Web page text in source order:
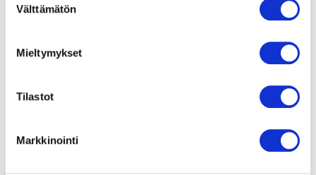
tai vanhempi. Vahvista ikäsi käyttääksesi sivustoa.
valinta
Välttämätön
Mieltymykset
Tilastot
Markkinointi
3 rkl oliiviöljyä
suolaa ja mustapippuria
Vihersoseeseen: